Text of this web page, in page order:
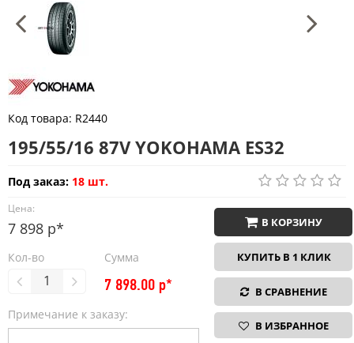
Код товара: R2440
195/55/16 87V YOKOHAMA ES32
Под заказ: 18 шт.
Цена:
7 898 р*
Кол-во Сумма
7 898.00 р*
Примечание к заказу:
В КОРЗИНУ
КУПИТЬ В 1 КЛИК
В СРАВНЕНИЕ
В ИЗБРАННОЕ